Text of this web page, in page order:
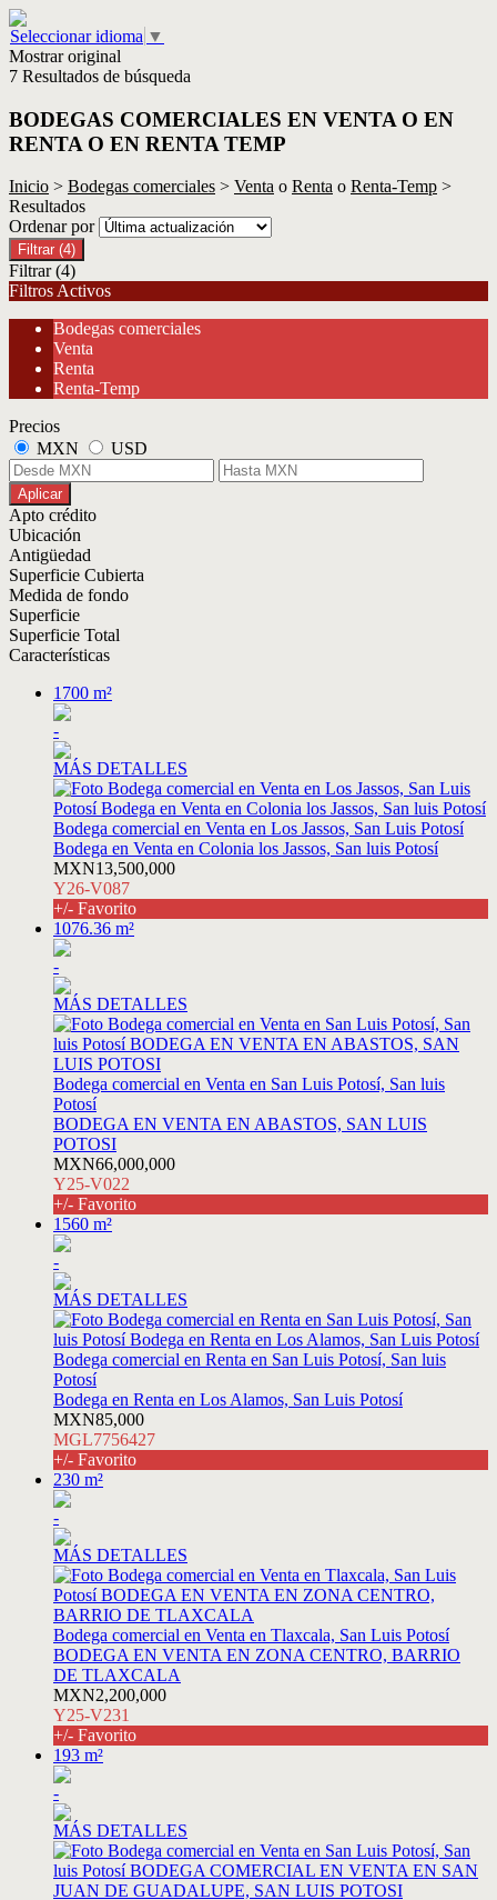
Seleccionar idioma ▼
Mostrar original
7 Resultados de búsqueda
BODEGAS COMERCIALES EN VENTA O EN
RENTA O EN RENTA TEMP
Inicio > Bodegas comerciales > Venta o Renta o Renta-Temp >
Resultados
Ordenar por
Filtrar (4)
Filtrar (4)
Filtros Activos
Bodegas comerciales
Venta
Renta
Renta-Temp
Precios
MXN
USD
Aplicar
Apto crédito
Ubicación
Antigüedad
Superficie Cubierta
Medida de fondo
Superficie
Superficie Total
Características
1700 m²
-
MÁS DETALLES
Bodega comercial en Venta en Los Jassos, San Luis Potosí
Bodega en Venta en Colonia los Jassos, San luis Potosí
MXN13,500,000
Y26-V087
+/- Favorito
1076.36 m²
-
MÁS DETALLES
Bodega comercial en Venta en San Luis Potosí, San luis
Potosí
BODEGA EN VENTA EN ABASTOS, SAN LUIS
POTOSI
MXN66,000,000
Y25-V022
+/- Favorito
1560 m²
-
MÁS DETALLES
Bodega comercial en Renta en San Luis Potosí, San luis
Potosí
Bodega en Renta en Los Alamos, San Luis Potosí
MXN85,000
MGL7756427
+/- Favorito
230 m²
-
MÁS DETALLES
Bodega comercial en Venta en Tlaxcala, San Luis Potosí
BODEGA EN VENTA EN ZONA CENTRO, BARRIO
DE TLAXCALA
MXN2,200,000
Y25-V231
+/- Favorito
193 m²
-
MÁS DETALLES